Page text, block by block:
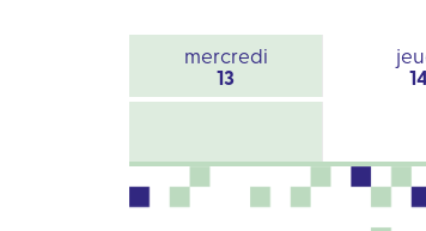
mercredi
13